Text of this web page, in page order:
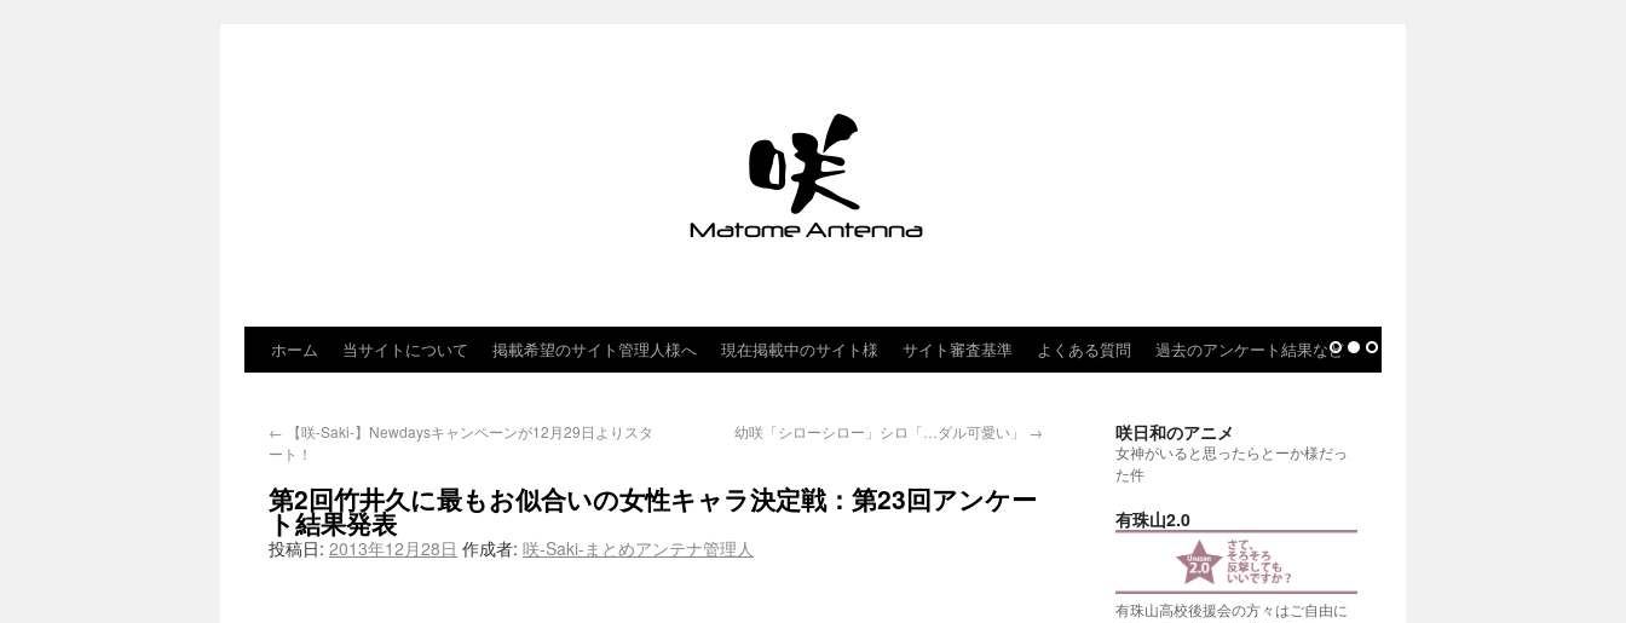
ホーム 当サイトについて 掲載希望のサイト管理人様へ 現在掲載中のサイト様 サイト審査基準 よくある質問 過去のアンケート結果など
← 【咲-Saki-】Newdaysキャンペーンが12月29日よりスタ
ート！
幼咲「シローシロー」シロ「…ダル可愛い」 →
第2回竹井久に最もお似合いの女性キャラ決定戦：第23回アンケー
ト結果発表
投稿日: 2013年12月28日 作成者: 咲-Saki-まとめアンテナ管理人
咲日和のアニメ
女神がいると思ったらとーか様だっ
た件
有珠山2.0
有珠山高校後援会の方々はご自由に